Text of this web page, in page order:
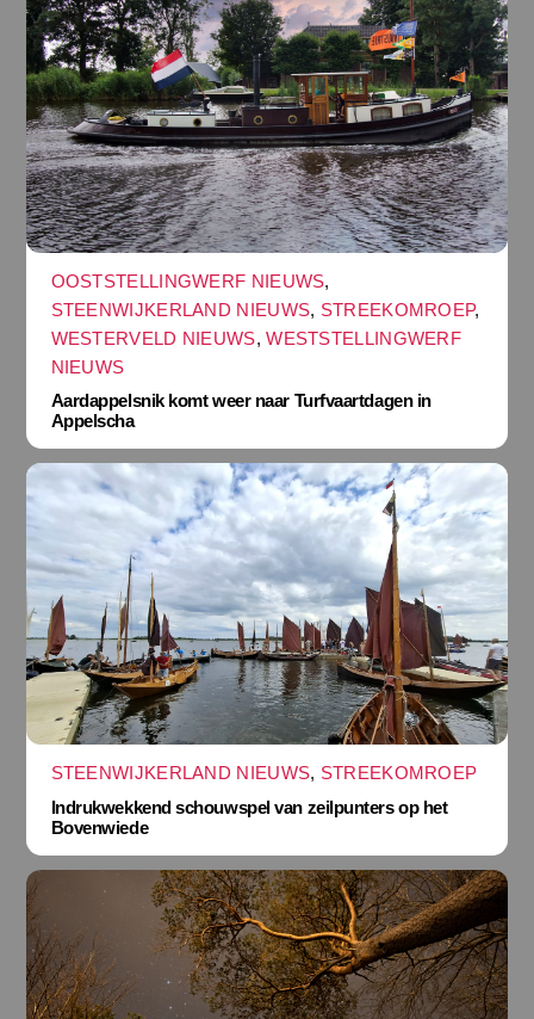
OOSTSTELLINGWERF NIEUWS,
STEENWIJKERLAND NIEUWS, STREEKOMROEP,
WESTERVELD NIEUWS,WESTSTELLINGWERF
NIEUWS
Aardappelsnik komt weer naar Turfvaartdagen in
Appelscha
STEENWIJKERLAND NIEUWS, STREEKOMROEP
Indrukwekkend schouwspel van zeilpunters op het
Bovenwiede